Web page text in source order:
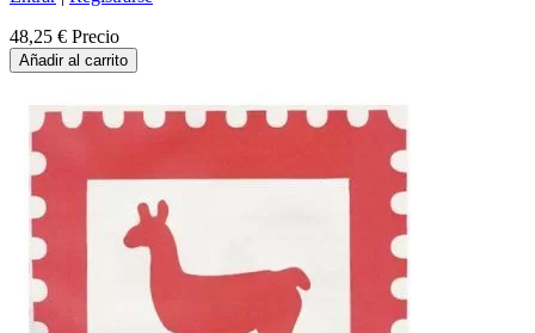
48,25 € Precio
Añadir al carrito